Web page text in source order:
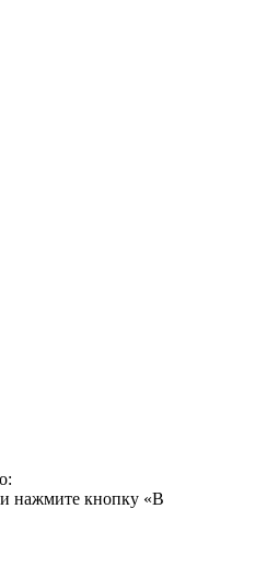
нажмите кнопку «В